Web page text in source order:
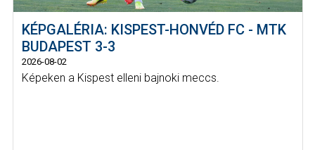
KÉPGALÉRIA: KISPEST-HONVÉD FC - MTK
BUDAPEST 3-3
2026-08-02
Képeken a Kispest elleni bajnoki meccs.